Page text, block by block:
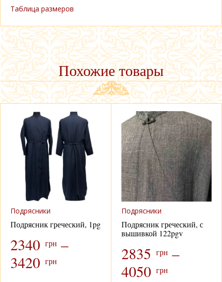
Таблица размеров
Похожие товары
Подрясники
Подрясник греческий, 1pg
2340 грн –
3420 грн
Подрясники
Подрясник греческий, с
вышивкой 122pgv
2835 грн –
4050 грн